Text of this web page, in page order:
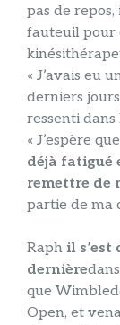
pas de
fauteuil pour
« J’avais eu
derniers
ressenti
« J’espère
déjà fatigué
remettre de
partie de ma
Raph il s’est
dernière
que
Open, et